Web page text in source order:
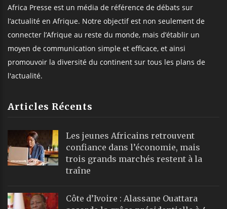
Africa Presse est un média de référence de débats sur
l’actualité en Afrique. Notre objectif est non seulement de
connecter l’Afrique au reste du monde, mais d’établir un
moyen de communication simple et efficace, et ainsi
promouvoir la diversité du continent sur tous les plans de
l'actualité.
Articles Récents
Les jeunes Africains retrouvent
confiance dans l’économie, mais
trois grands marchés restent à la
traîne
Côte d’Ivoire : Alassane Ouattara